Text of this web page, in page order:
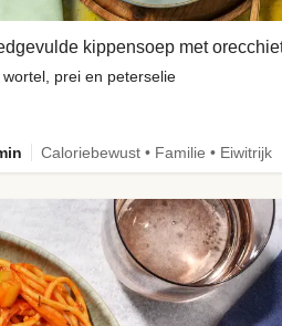
kippensoep met
wortel, prei en peterselie
Caloriebewust • Familie • Eiwitrijk